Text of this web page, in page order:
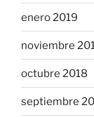
enero 2019
noviembre
octubre 2018
septiembre